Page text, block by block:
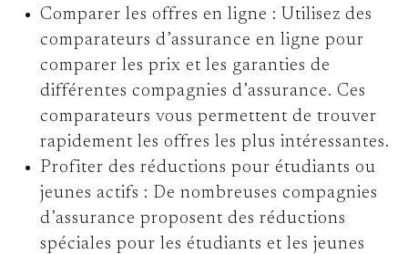
Comparer les offres en ligne : Utilisez des
comparateurs d’assurance en ligne pour
comparer les prix et les garanties de
différentes compagnies d’assurance. Ces
comparateurs vous permettent de trouver
rapidement les offres les plus intéressantes.
Profiter des réductions pour étudiants ou
jeunes actifs : De nombreuses compagnies
d’assurance proposent des réductions
spéciales pour les étudiants et les jeunes